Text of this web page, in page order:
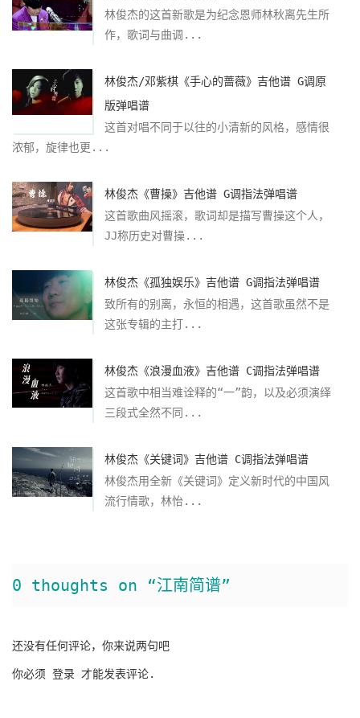
林俊杰的这首新歌是为纪念恩师林秋离先生所
作，歌词与曲调...
林俊杰/邓紫棋《手心的蔷薇》吉他谱 G调原
版弹唱谱
这首对唱不同于以往的小清新的风格，感情很
浓郁，旋律也更...
林俊杰《曹操》吉他谱 G调指法弹唱谱
这首歌曲风摇滚，歌词却是描写曹操这个人，
JJ称历史对曹操...
林俊杰《孤独娱乐》吉他谱 G调指法弹唱谱
致所有的别离，永恒的相遇，这首歌虽然不是
这张专辑的主打...
林俊杰《浪漫血液》吉他谱 C调指法弹唱谱
这首歌中相当难诠释的“一”韵，以及必须演绎
三段式全然不同...
林俊杰《关键词》吉他谱 C调指法弹唱谱
林俊杰用全新《关键词》定义新时代的中国风
流行情歌，林怡...
0 thoughts on “江南简谱”
还没有任何评论，你来说两句吧
你必须 登录 才能发表评论.